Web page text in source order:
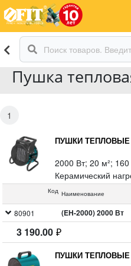
Пушка
1
ПУШКИ ТЕПЛОВЫЕ
2000 Вт; 20 м²; 160
Керамический
размер,
переноски,
расход энергии,
регулировкой
регулировка угла
Код Наименование
80901 (EH-2000) 2000 Вт
3 190.00
ПУШКИ ТЕПЛОВЫЕ